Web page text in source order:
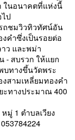
ในอนาคตที่แห่งนี้
ป
ถชมวิวทิวทัศน์อัน
คำซึ่งเป็นรอยต่อ
ว และพม่า
- สบรวก ให้แยก
บทางขึ้นวัดพระ
สามเหลี่ยมทองคำ
ทางประมาณ 400
มู่ 1 ตำบลเวียง